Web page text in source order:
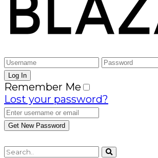
Remember Me
Lost your password?